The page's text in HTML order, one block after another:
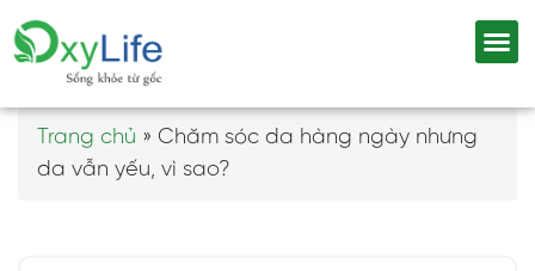
Trang chủ » Chăm sóc da hàng ngày nhưng
da vẫn yếu, vì sao?